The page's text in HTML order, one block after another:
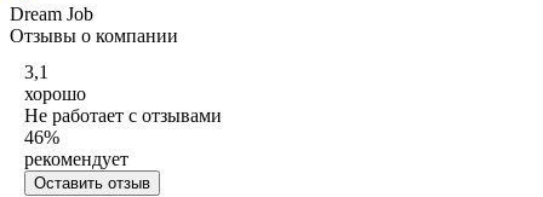
Dream Job
Отзывы о компании
3,1
хорошо
Не работает с отзывами
46%
рекомендует
Оставить отзыв